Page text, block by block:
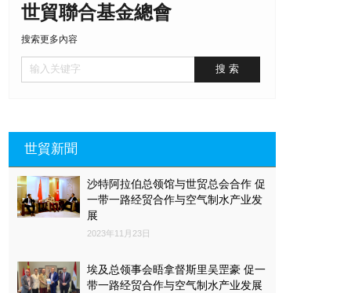
世貿聯合基金總會
搜索更多內容
世貿新聞
沙特阿拉伯总领馆与世贸总会合作 促
一带一路经贸合作与空气制水产业发
展
2023年11月23日
埃及总领事会晤拿督斯里吴罡豪 促一
带一路经贸合作与空气制水产业发展